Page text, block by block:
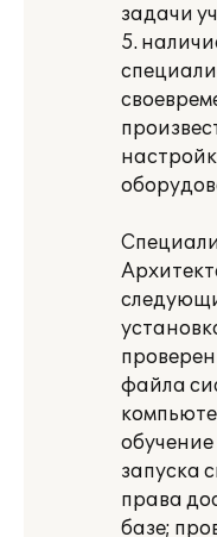
задачи
5.
файла
запуска
права
базе;